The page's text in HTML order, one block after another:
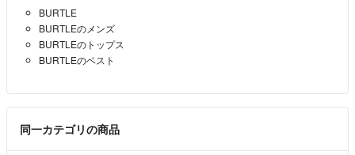
BURTLE
BURTLEのメンズ
BURTLEのトップス
BURTLEのベスト
同一カテゴリの商品